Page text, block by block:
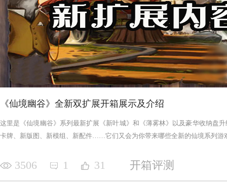
《仙境幽谷》全新双扩展开箱展示及介绍
这里是《仙境幽谷》系列最新扩展《新叶城》和《薄雾林》以及豪华收纳盘
卡牌、新版图、新模组、新配件……它们又会为你带来哪些全新的仙境系列游
3506 1 31 开箱评测